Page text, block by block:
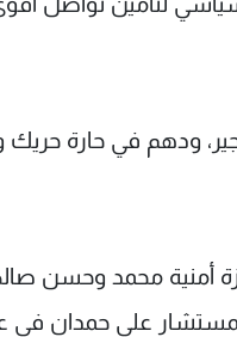
ودهم في حارة
أمنية محمد وحسن
علي حمدان في